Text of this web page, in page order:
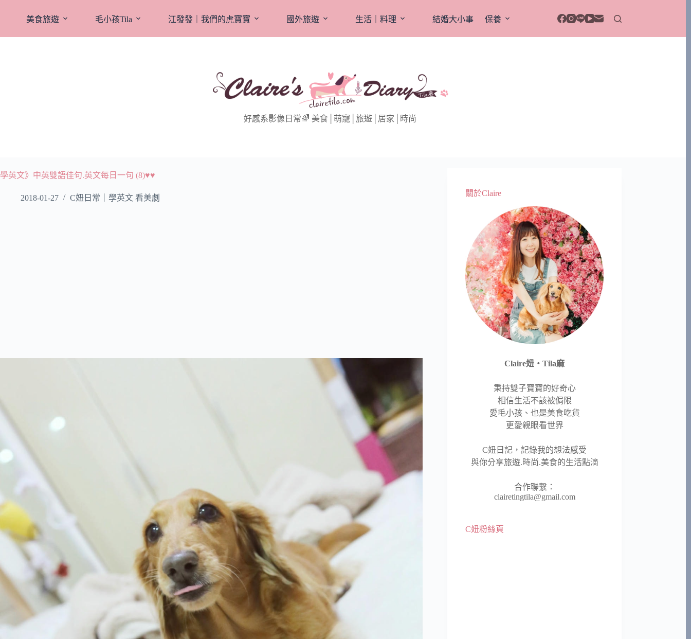
美食旅遊 毛小孩Tila 江發發｜我們的虎寶寶 國外旅遊 生活｜料理 結婚大小事 保養
好感系影像日常🌈 美食│萌寵│旅遊│居家│時尚
學英文》中英雙語佳句.英文每日一句 (8)♥♥
2018-01-27 C妞日常｜學英文 看美劇
關於Claire
Claire妞‧Tila麻
秉持雙子寶寶的好奇心
相信生活不該被侷限
愛毛小孩、也是美食吃貨
更愛親眼看世界
C妞日記，記錄我的想法感受
與你分享旅遊.時尚.美食的生活點滴
合作聯繫：
clairetingtila@gmail.com
C妞粉絲頁